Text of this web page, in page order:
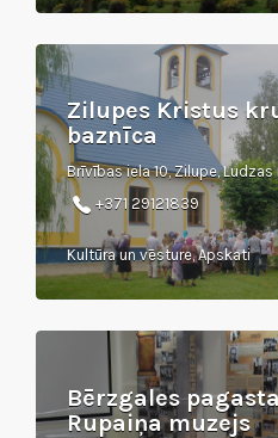
Zilupes Kristus
baznīca
Brīvības iela 10, Zilupe,
+371 29121839
Kultūra un vēsture, Apskati
Bērzgales
Rupaiņa muzejs